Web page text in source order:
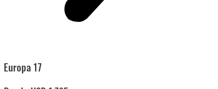
Europa 17